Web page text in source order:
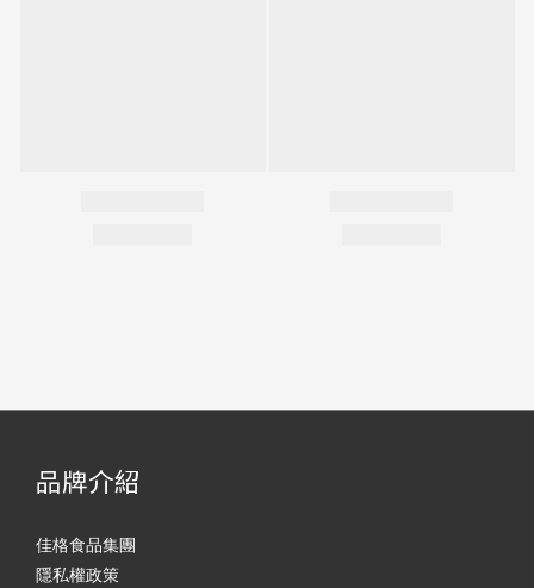
品牌介紹
佳格食品集團
隱私權政策